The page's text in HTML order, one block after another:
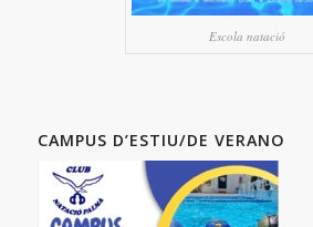
Escola natació
CAMPUS D’ESTIU/DE VERANO